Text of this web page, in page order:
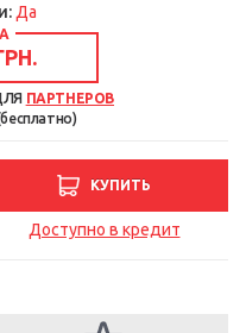
Да
ПАРТНЕРОВ
КУПИТЬ
Доступно в кредит